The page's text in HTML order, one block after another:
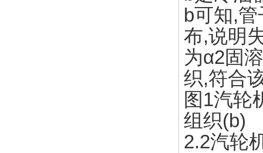
b可知,
布,说明
为α2固
织,符合
图1汽轮
组织(b)
2.2汽轮